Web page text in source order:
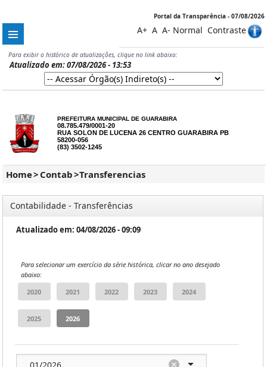
Portal da Transparência - 07/08/2026
A+ A A- Normal Contraste
Para exibir o histórico de atualizações, clique no link abaixo:
Atualizado em: 07/08/2026 - 13:53
PREFEITURA MUNICIPAL DE GUARABIRA
08.785.479/0001-20
RUA SOLON DE LUCENA 26 CENTRO GUARABIRA PB
58200-056
(83) 3502-1245
Home> Contab>Transferencias
Contabilidade - Transferências
Atualizado em: 04/08/2026 - 09:09
Para selecionar um exercício da série histórica, clicar no ano desejado
abaixo: